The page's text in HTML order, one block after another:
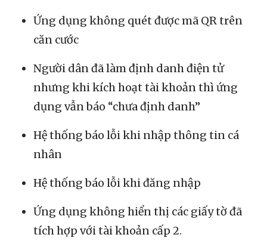
Ứng dụng không quét được mã QR trên
căn cước
Người dân đã làm định danh điện tử
nhưng khi kích hoạt tài khoản thì ứng
dụng vẫn báo “chưa định danh”
Hệ thống báo lỗi khi nhập thông tin cá
nhân
Hệ thống báo lỗi khi đăng nhập
Ứng dụng không hiển thị các giấy tờ đã
tích hợp với tài khoản cấp 2.